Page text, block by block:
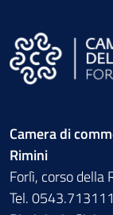
Camera di
Rimini
Forlì, corso della
Tel.